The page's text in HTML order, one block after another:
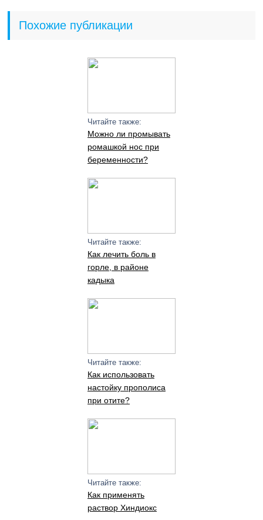
Похожие публикации
Читайте также:
Можно ли промывать
ромашкой нос при
беременности?
Читайте также:
Как лечить боль в
горле, в районе
кадыка
Читайте также:
Как использовать
настойку прополиса
при отите?
Читайте также:
Как применять
раствор Хиндиокс